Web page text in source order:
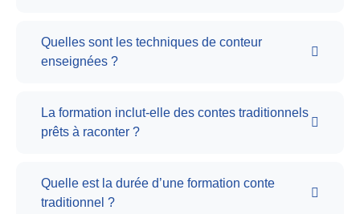
Quelles sont les techniques de conteur
enseignées ?
La formation inclut-elle des contes traditionnels
prêts à raconter ?
Quelle est la durée d’une formation conte
traditionnel ?